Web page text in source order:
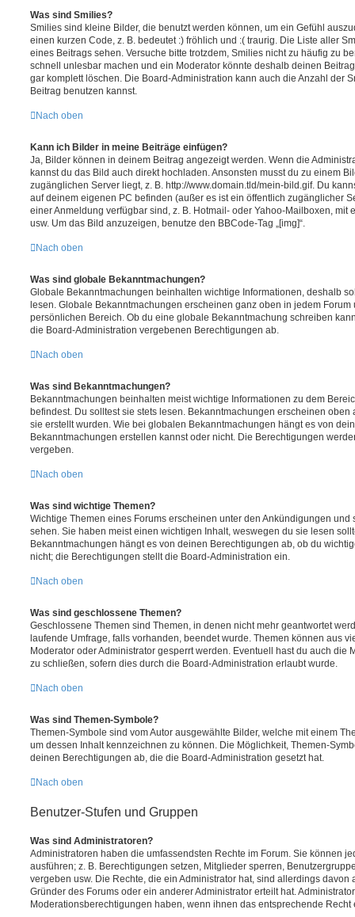
Was sind Smilies?
Smilies sind kleine Bilder, die benutzt werden können, um ein Gefühl
einen kurzen Code, z. B. bedeutet :) fröhlich und :( traurig. Die Liste aller
eines Beitrags sehen. Versuche bitte trotzdem, Smilies nicht zu häufig zu
schnell unlesbar machen und ein Moderator könnte deshalb deinen
gar komplett löschen. Die Board-Administration kann auch die Anzahl der
Beitrag benutzen kannst.
Nach oben
Kann ich Bilder in meine Beiträge einfügen?
Ja, Bilder können in deinem Beitrag angezeigt werden. Wenn die
kannst du das Bild auch direkt hochladen. Ansonsten musst du zu einem
zugänglichen Server liegt, z. B. http://www.domain.tld/mein-bild.gif. Du
auf deinem eigenen PC befinden (außer es ist ein öffentlich zugänglicher
einer Anmeldung verfügbar sind, z. B. Hotmail- oder Yahoo-Mailboxen, mit
usw. Um das Bild anzuzeigen, benutze den BBCode-Tag „[img]“.
Nach oben
Was sind globale Bekanntmachungen?
Globale Bekanntmachungen beinhalten wichtige Informationen, deshalb
lesen. Globale Bekanntmachungen erscheinen ganz oben in jedem
persönlichen Bereich. Ob du eine globale Bekanntmachung schreiben
die Board-Administration vergebenen Berechtigungen ab.
Nach oben
Was sind Bekanntmachungen?
Bekanntmachungen beinhalten meist wichtige Informationen zu dem
befindest. Du solltest sie stets lesen. Bekanntmachungen erscheinen oben
sie erstellt wurden. Wie bei globalen Bekanntmachungen hängt es von
Bekanntmachungen erstellen kannst oder nicht. Die Berechtigungen
vergeben.
Nach oben
Was sind wichtige Themen?
Wichtige Themen eines Forums erscheinen unter den Ankündigungen und
sehen. Sie haben meist einen wichtigen Inhalt, weswegen du sie lesen
Bekanntmachungen hängt es von deinen Berechtigungen ab, ob du
nicht; die Berechtigungen stellt die Board-Administration ein.
Nach oben
Was sind geschlossene Themen?
Geschlossene Themen sind Themen, in denen nicht mehr geantwortet
laufende Umfrage, falls vorhanden, beendet wurde. Themen können aus
Moderator oder Administrator gesperrt werden. Eventuell hast du auch die
zu schließen, sofern dies durch die Board-Administration erlaubt wurde.
Nach oben
Was sind Themen-Symbole?
Themen-Symbole sind vom Autor ausgewählte Bilder, welche mit einem
um dessen Inhalt kennzeichnen zu können. Die Möglichkeit, Themen-
deinen Berechtigungen ab, die die Board-Administration gesetzt hat.
Nach oben
Benutzer-Stufen und Gruppen
Was sind Administratoren?
Administratoren haben die umfassendsten Rechte im Forum. Sie können
ausführen; z. B. Berechtigungen setzen, Mitglieder sperren,
vergeben usw. Die Rechte, die ein Administrator hat, sind allerdings
Gründer des Forums oder ein anderer Administrator erteilt hat.
Moderationsberechtigungen haben, wenn ihnen das entsprechende Recht